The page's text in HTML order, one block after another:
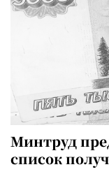
Минтруд
список